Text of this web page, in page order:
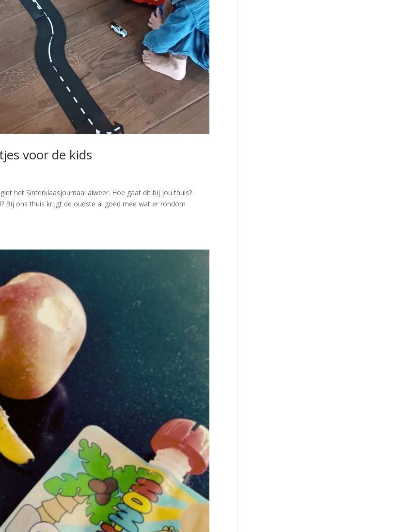
voor de kids
het Sinterklaasjournaal alweer. Hoe gaat dit bij jou thuis?
Bij ons thuis krijgt de oudste al goed mee wat er rondom